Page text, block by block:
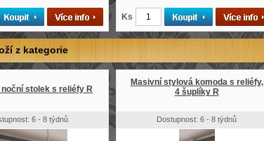
Ks
z kategorie
noční stolek s reliéfy R
6 - 8 týdnů
Masivní stylová komoda s reliéfy,
4 šuplíky R
Dostupnost: 6 - 8 týdnů